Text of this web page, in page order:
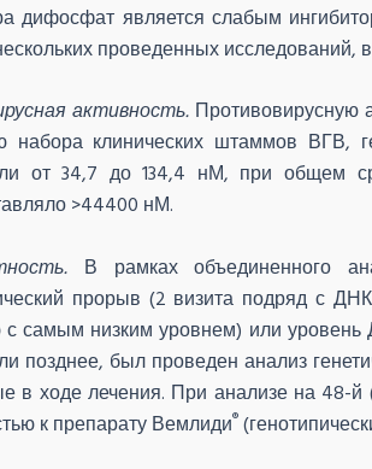
дифосфат является слабым
проведенных исследований,
активность. Противовирусную
клинических штаммов ВГВ,
от 34,7 до 134,4 нМ, при общем
>44400 нМ.
В рамках объединенного
прорыв (2 визита подряд с ДНК
самым низким уровнем) или уровень
позднее, был проведен анализ
в ходе лечения. При анализе на 48-
к препарату Вемлиди®